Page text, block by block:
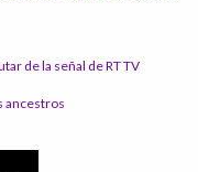
de la señal de RT TV
ancestros